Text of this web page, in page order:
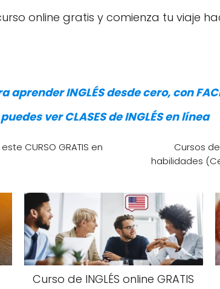
online gratis y comienza tu viaje
aprender INGLÉS desde cero, con
ver CLASES de INGLÉS en línea
CURSO GRATIS en
Cursos
habilidades
Curso de INGLÉS online GRATIS